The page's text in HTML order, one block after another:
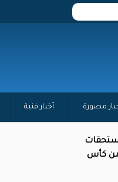
مصورة أخبار فنية
من كأس